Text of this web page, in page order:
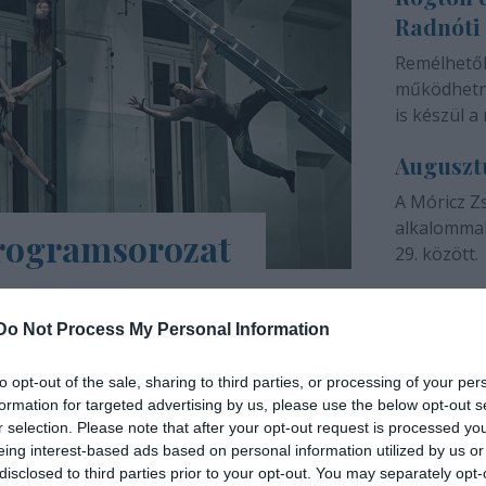
Not Process My Personal Information
opt-out of the sale, sharing to third parties, or processing of your
for targeted advertising by us, please use the below opt-out
selection. Please note that after your opt-out request is processed
interest-based ads based on personal information utilized by us
to third parties prior to your opt-out. You may separately
Háza e-Trafó elnevezésű
tartalmas, a digitális platformokon
online táncórák, live setek,
színházunk
Radnóti
is készül a
A Móricz
29. között.
INTERJÚ